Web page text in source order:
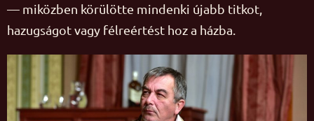
— miközben körülötte mindenki újabb titkot,
hazugságot vagy félreértést hoz a házba.